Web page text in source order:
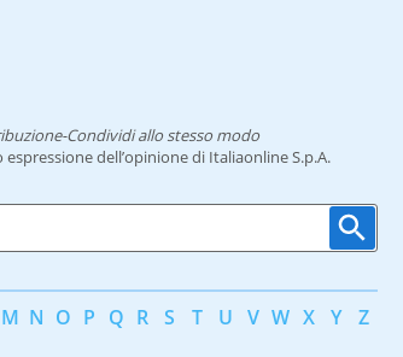
Condividi allo stesso modo
dell’opinione di Italiaonline S.p.A.
M N O P Q R S T U V W X Y Z